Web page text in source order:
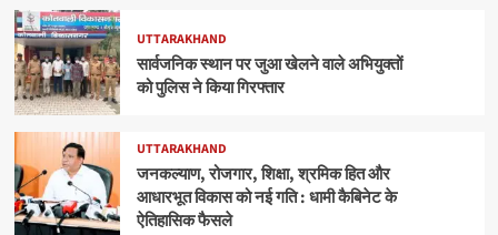
UTTARAKHAND
सार्वजनिक स्थान पर जुआ खेलने वाले अभियुक्तों
को पुलिस ने किया गिरफ्तार
UTTARAKHAND
जनकल्याण, रोजगार, शिक्षा, श्रमिक हित और
आधारभूत विकास को नई गति : धामी कैबिनेट के
ऐतिहासिक फैसले